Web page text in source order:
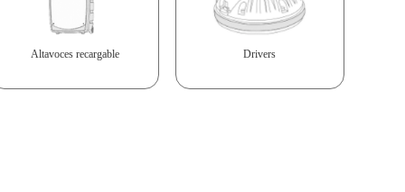
Altavoces recargable Drivers